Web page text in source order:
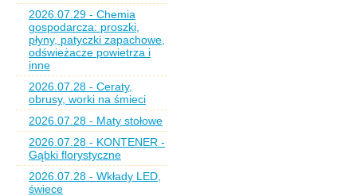
2026.07.29 - Chemia
gospodarcza: proszki,
płyny, patyczki zapachowe,
odświeżacze powietrza i
inne
2026.07.28 - Ceraty,
obrusy, worki na śmieci
2026.07.28 - Maty stołowe
2026.07.28 - KONTENER -
Gąbki florystyczne
2026.07.28 - Wkłady LED,
świece